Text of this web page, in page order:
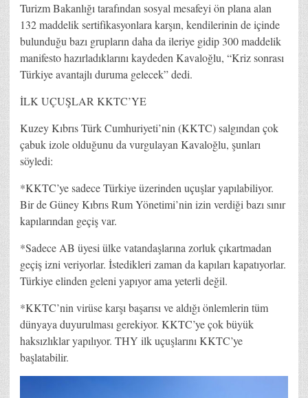
Turizm Bakanlığı tarafından sosyal mesafeyi ön plana alan
132 maddelik sertifikasyonlara karşın, kendilerinin de içinde
bulunduğu bazı grupların daha da ileriye gidip 300 maddelik
manifesto hazırladıklarını kaydeden Kavaloğlu, “Kriz sonrası
Türkiye avantajlı duruma gelecek” dedi.
İLK UÇUŞLAR KKTC’YE
Kuzey Kıbrıs Türk Cumhuriyeti’nin (KKTC) salgından çok
çabuk izole olduğunu da vurgulayan Kavaloğlu, şunları
söyledi:
*KKTC’ye sadece Türkiye üzerinden uçuşlar yapılabiliyor.
Bir de Güney Kıbrıs Rum Yönetimi’nin izin verdiği bazı sınır
kapılarından geçiş var.
*Sadece AB üyesi ülke vatandaşlarına zorluk çıkartmadan
geçiş izni veriyorlar. İstedikleri zaman da kapıları kapatıyorlar.
Türkiye elinden geleni yapıyor ama yeterli değil.
*KKTC’nin virüse karşı başarısı ve aldığı önlemlerin tüm
dünyaya duyurulması gerekiyor. KKTC’ye çok büyük
haksızlıklar yapılıyor. THY ilk uçuşlarını KKTC’ye
başlatabilir.